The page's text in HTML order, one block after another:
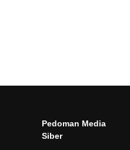
Pedoman Media
Siber